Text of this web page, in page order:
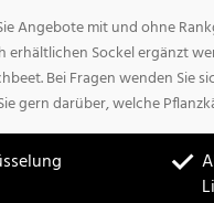
Angebote mit und ohne
erhältlichen Sockel ergänzt
Bei Fragen wenden Sie
gern darüber, welche